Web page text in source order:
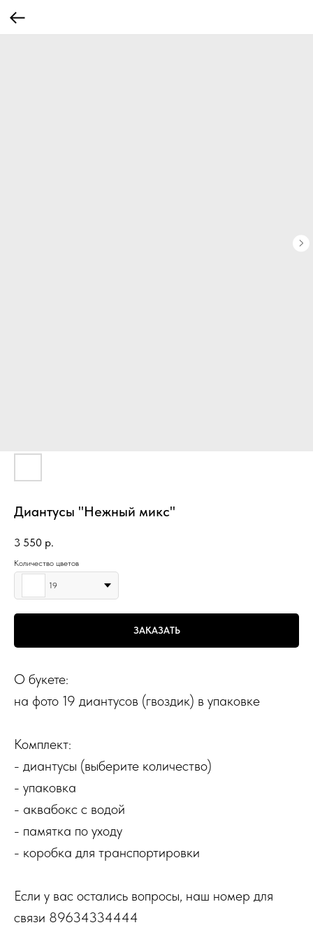
Диантусы "Нежный микс"
3 550 р.
Количество цветов
19
ЗАКАЗАТЬ
О букете:
на фото 19 диантусов (гвоздик) в упаковке
Комплект:
- диантусы (выберите количество)
- упаковка
- аквабокс с водой
- памятка по уходу
- коробка для транспортировки​
Если у вас остались вопросы, наш номер для
связи 89634334444